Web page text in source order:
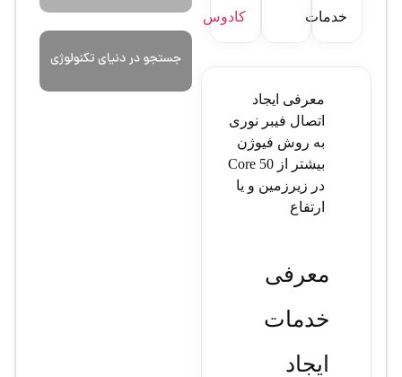
خدمات کادوس
معرفی ایجاد
اتصال فیبر نوری
به روش فیوژن
بیشتر از 50 Core
در زیرزمین و یا
ارتفاع
معرفی
خدمات
ایجاد